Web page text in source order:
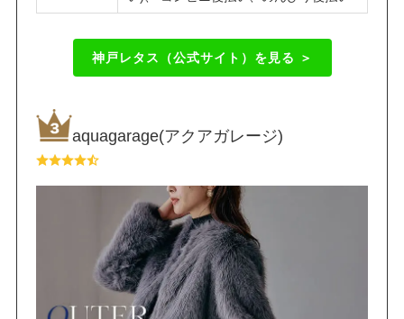
神戸レタス（公式サイト）を見る ＞
aquagarage(アクアガレージ)